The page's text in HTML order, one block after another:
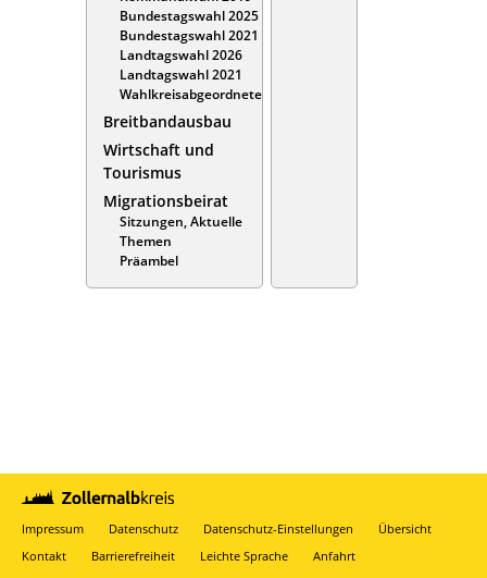
Bundestagswahl 2025
Bundestagswahl 2021
Landtagswahl 2026
Landtagswahl 2021
Wahlkreisabgeordnete
Breitbandausbau
Wirtschaft und
Tourismus
Migrationsbeirat
Sitzungen, Aktuelle
Themen
Präambel
Impressum Datenschutz Datenschutz-Einstellungen
Übersicht
Kontakt
Barrierefreiheit Leichte Sprache Anfahrt